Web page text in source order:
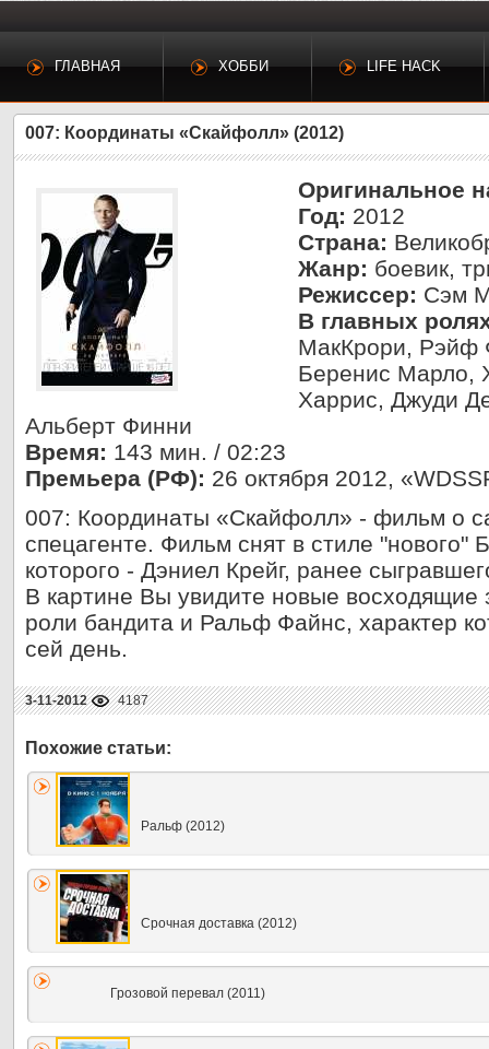
ГЛАВНАЯ ХОББИ LIFE HACK
007: Координаты «Скайфолл» (2012)
Оригинальное
Год: 2012
Страна:
Жанр: боевик,
Режиссер: Сэм
В главных
МакКрори, Рэйф
Беренис Марло,
Харрис, Джуди
Альберт Финни
Время: 143 мин. / 02:23
Премьера (РФ): 26 октября 2012,
007: Координаты «Скайфолл» - фильм о
спецагенте. Фильм снят в стиле "нового"
которого - Дэниел Крейг, ранее
В картине Вы увидите новые
роли бандита и Ральф Файнс, характер
сей день.
3-11-2012 4187
Ральф (2012)
Срочная доставка (2012)
Грозовой перевал (2011)